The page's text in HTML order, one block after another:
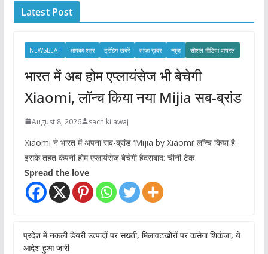
e
Latest Post
NEWSBEAT आपका शहर ट्रेंडिंग खबरें ताज़ा ख़बर न्यूज़ सोशल मीडिया वायरल
भारत में अब होम एप्लायंसेज भी बेचेगी
Xiaomi, लॉन्च किया नया Mijia सब-ब्रांड
August 8, 2026 sach ki awaj
Xiaomi ने भारत में अपना सब-ब्रांड ‘Mijia by Xiaomi’ लॉन्च किया है.
इसके तहत कंपनी होम एप्लायंसेज बेचेगी हैदराबाद: चीनी टेक
Spread the love
प्रदेश में नकली डेयरी उत्पादों पर सख्ती, मिलावटखोरों पर कसेगा शिकंजा, ये
आदेश हुआ जारी